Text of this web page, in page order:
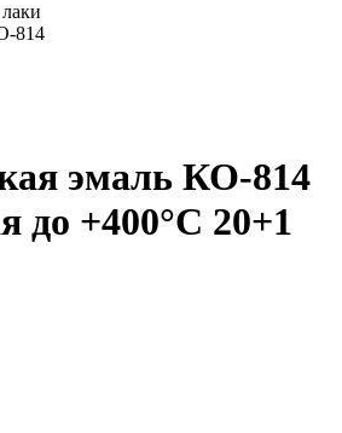
814
эмаль КО-814
до +400°C 20+1